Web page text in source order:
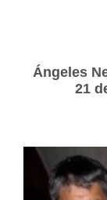
Ángeles
21